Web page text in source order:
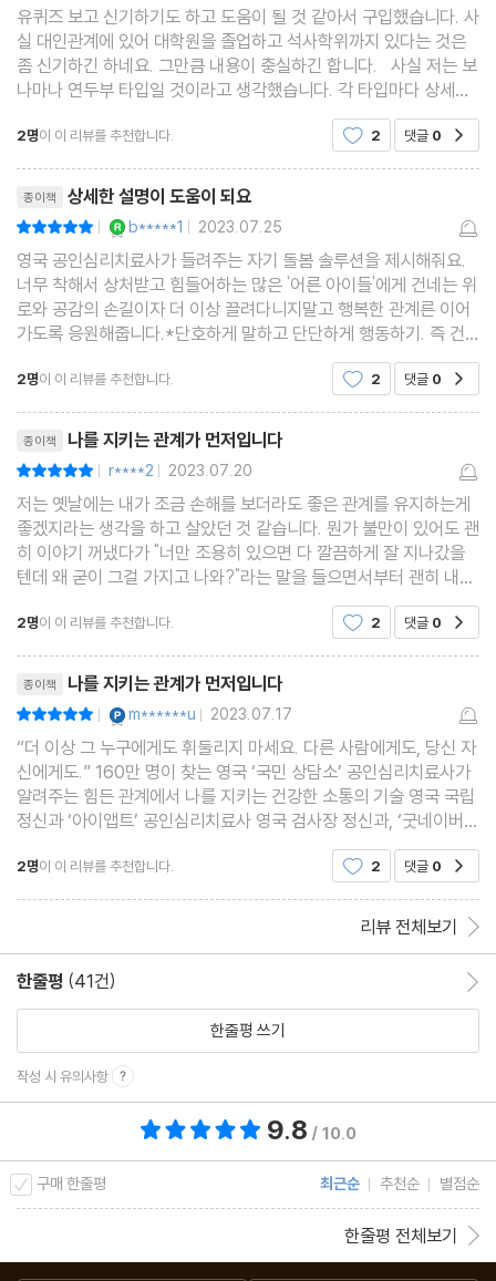
6장 거절이 가벼워지는 법
거절은 누구에게나 어렵다
거절을 바라보는 새로운 시각
오늘부터 시작하는 거절의 기술
7장 실망과 좌절에도 무너지지 않는 법
꽃길만 걸을 수 없는 것이 인생
실망은 반응하지 않고 대응하는 것
나만의 기대가 아닌 우리의 기대가 될 수 있도록
8장 비난과 비판에도 나를 지키는 법
우리는 왜 비판에 휘둘릴까
비판과 비난은 다르다
비판을 바라보는 새로운 시각
공격적인 비난에 대응하기
9장 칭찬과 감사를 회피하지 않는 법
관계를 시작하고 이어가는 칭찬
칭찬은 왜 어려울까
칭찬을 칭찬답게 하는 법
칭찬을 칭찬으로 받아들이는 법
첫걸음을 떼기 어렵다면 살짝 간보기
문제가 생겼을 때는 오답노트로 나아가기
유퀴즈 보고 신기하기도 하고 도움이 될 것 같아서 구입했습니다. 사
실 대인관계에 있어 대학원을 졸업하고 석사학위까지 있다는 것은
좀 신기하긴 하네요. 그만큼 내용이 충실하긴 합니다. 사실 저는 보
나마나 연두부 타입일 것이라고 생각했습니다. 각 타입마다 상세설
명을 써 놓은 것이 사람들마다 정확하게 들어맞아 좀 놀랐습니다. 이
책을 여러 번 읽어보고 만나는 사람들을 잘
2명이 이 리뷰를 추천합니다. 2 댓글 0
종이책 상세한 설명이 도움이 되요
| b*****1 | 2023.07.25
영국 공인심리치료사가 들려주는 자기 돌봄 솔루션을 제시해줘요.
너무 착해서 상처받고 힘들어하는 많은 '어른 아이들'에게 건네는 위
로와 공감의 손길이자 더 이상 끌려다니지말고 행복한 관계른 이어
가도록 응원해줍니다.*단호하게 말하고 단단하게 행동하기. 즉 건
강한 단호박형 되기건강한 소통이 무엇인지 이해하고 개념을 다룬
후 내 마음을 읽고 올바로 전달하는 건강한 소통법을
2명이 이 리뷰를 추천합니다. 2 댓글 0
종이책 나를 지키는 관계가 먼저입니다
| r****2 | 2023.07.20
저는 옛날에는 내가 조금 손해를 보더라도 좋은 관계를 유지하는게
좋겠지라는 생각을 하고 살았던 것 같습니다. 뭔가 불만이 있어도 괜
히 이야기 꺼냈다가 "너만 조용히 있으면 다 깔끔하게 잘 지나갔을
텐데 왜 굳이 그걸 가지고 나와?"라는 말을 들으면서부터 괜히 내가
잘못되었나... 라는 생각이 들었습니다. 그런데 이 책을 보면서 다시
는 그러지 말아야지라고 생각했습니다. 일단
2명이 이 리뷰를 추천합니다. 2 댓글 0
종이책 나를 지키는 관계가 먼저입니다
| m******u | 2023.07.17
“더 이상 그 누구에게도 휘둘리지 마세요. 다른 사람에게도, 당신 자
신에게도.” 160만 명이 찾는 영국 ‘국민 상담소’ 공인심리치료사가
알려주는 힘든 관계에서 나를 지키는 건강한 소통의 기술 영국 국립
정신과 ‘아이앱트’ 공인심리치료사 영국 검사장 정신과, ‘굿네이버
소’에서 매일 사람들의 마음
2명이 이 리뷰를 추천합니다. 2 댓글 0
리뷰 전체보기
한줄평 (41건)
한줄평 쓰기
작성 시 유의사항
9.8 / 10.0
구매 한줄평 최근순 추천순 별점순
한줄평 전체보기